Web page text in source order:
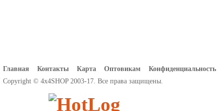
Главная Контакты Карта Оптовикам
Конфиденциальность
Copyright © 4x4SHOP 2003-17. Все права защищены.